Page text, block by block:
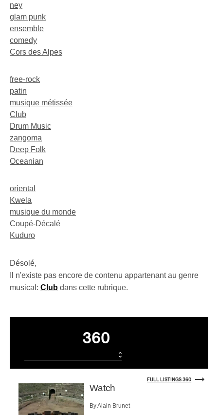
ney
glam punk
ensemble
comedy
Cors des Alpes
free-rock
patin
musique métissée
Club
Drum Music
zangoma
Deep Folk
Oceanian
oriental
Kwela
musique du monde
Coupé-Décalé
Kuduro
Désolé,
Il n'existe pas encore de contenu appartenant au genre
musical: Club dans cette rubrique.
360
FULL LISTINGS 360
Watch
By Alain Brunet